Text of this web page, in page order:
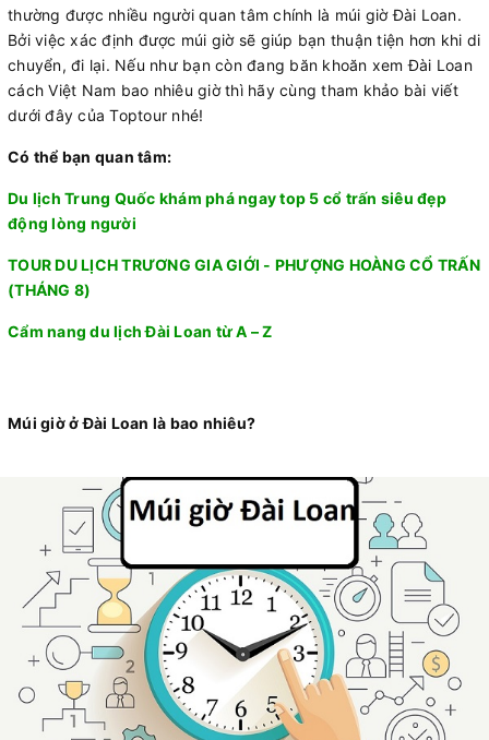
thường được nhiều người quan tâm chính là múi giờ Đài Loan.
Bởi việc xác định được múi giờ sẽ giúp bạn thuận tiện hơn khi di
chuyển, đi lại. Nếu như bạn còn đang băn khoăn xem Đài Loan
cách Việt Nam bao nhiêu giờ thì hãy cùng tham khảo bài viết
dưới đây của Toptour nhé!
Có thể bạn quan tâm:
Du lịch Trung Quốc khám phá ngay top 5 cổ trấn siêu đẹp
động lòng người
TOUR DU LỊCH TRƯƠNG GIA GIỚI - PHƯỢNG HOÀNG CỔ TRẤN
(THÁNG 8)
Cẩm nang du lịch Đài Loan từ A – Z
Múi giờ ở Đài Loan là bao nhiêu?